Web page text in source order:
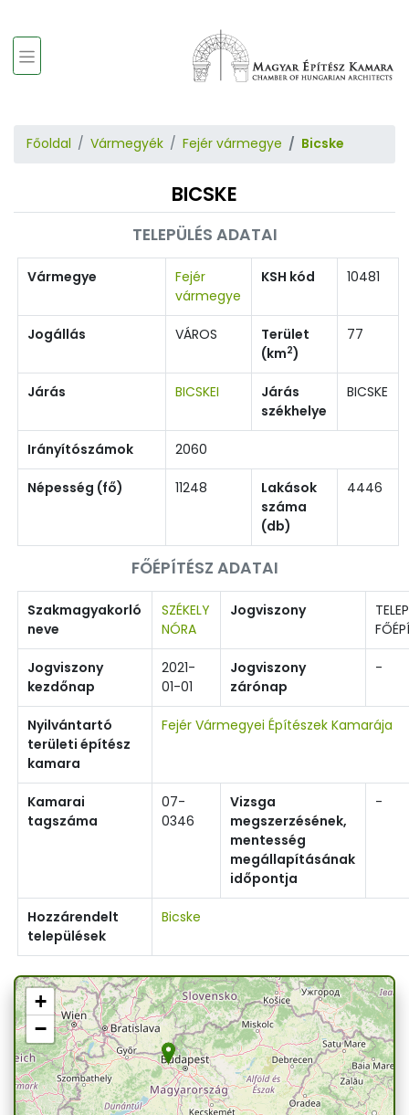
Főoldal Vármegyék Fejér vármegye Bicske
BICSKE
TELEPÜLÉS ADATAI
Vármegye
Fejér
vármegye
KSH kód 10481
Jogállás VÁROS
Terület
(km2)
77
Járás BICSKEI
Járás
székhelye
BICSKE
Irányítószámok 2060
Népesség (fő) 11248
Lakások
száma
(db)
4446
FŐÉPÍTÉSZ ADATAI
Szakmagyakorló
neve
SZÉKELY
NÓRA
Jogviszony
Jogviszony
kezdőnap
2021-
01-01
Jogviszony
zárónap
-
Nyilvántartó
területi építész
kamara
Fejér Vármegyei Építészek Kamarája
Kamarai
tagszáma
07-
0346
Vizsga
megszerzésének,
mentesség
megállapításának
időpontja
-
Hozzárendelt
települések
Bicske
+
−